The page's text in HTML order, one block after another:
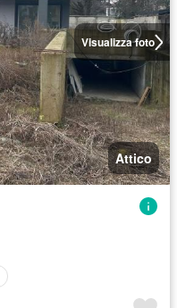
Visualizza foto
Attico